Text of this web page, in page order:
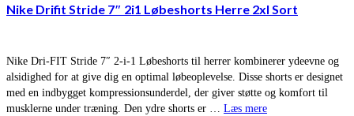
Nike Drifit Stride 7″ 2i1 Løbeshorts Herre 2xl Sort
Nike Dri-FIT Stride 7″ 2-i-1 Løbeshorts til herrer kombinerer ydeevne og
alsidighed for at give dig en optimal løbeoplevelse. Disse shorts er designet
med en indbygget kompressionsunderdel, der giver støtte og komfort til
musklerne under træning. Den ydre shorts er … Læs mere